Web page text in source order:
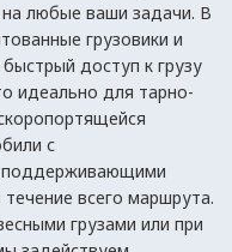
любые ваши задачи. В
грузовики и
доступ к грузу
идеально для тарно-
с
поддерживающими
всего маршрута.
грузами или при